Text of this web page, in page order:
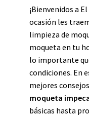
¡Bienvenidos a
ocasión les
limpieza de
moqueta en tu
lo importante
condiciones. En
mejores
moqueta
básicas hasta